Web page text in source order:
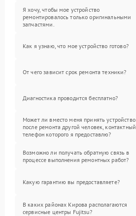
Я хочу, чтобы мое устройство
ремонтировалось только оригинальными
запчастями.
Как я узнаю, что мое устройство готово?
От чего зависит срок ремонта техники?
Диагностика проводится бесплатно?
Может ли вместо меня принять устройство
после ремонта другой человек, контактный
телефон которого я предоставлю?
Возможно ли получать обратную связь в
процессе выполнения ремонтных работ?
Какую гарантию вы предоставляете?
В каких районах Кирова располагаются
сервисные центры Fujitsu?